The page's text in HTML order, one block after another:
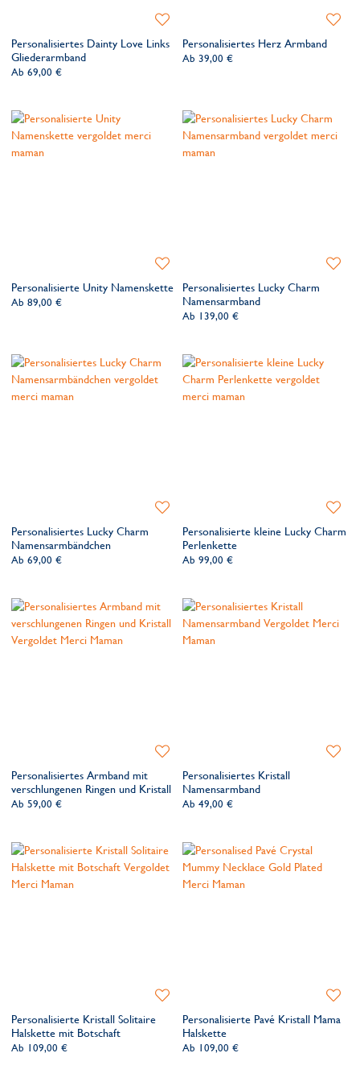
Personalisiertes Dainty Love Links
Gliederarmband
Ab 69,00 €
Zur
hinzufügenPersonalisiertes Herz Armband
Ab 39,00 €
Zur
Personalisierte Unity Namenskette
Ab 89,00 €
Zur
hinzufügenPersonalisiertes Lucky Charm
Namensarmband
Ab 139,00 €
Zur
Personalisiertes Lucky Charm
Namensarmbändchen
Ab 69,00 €
Zur
hinzufügenPersonalisierte kleine Lucky Charm
Perlenkette
Ab 99,00 €
Zur
Personalisiertes Armband mit
verschlungenen Ringen und Kristall
Ab 59,00 €
Zur
hinzufügenPersonalisiertes Kristall
Namensarmband
Ab 49,00 €
Zur
Personalisierte Kristall Solitaire
Halskette mit Botschaft
Ab 109,00 €
Zur
hinzufügenPersonalisierte Pavé Kristall Mama
Halskette
Ab 109,00 €
Zur